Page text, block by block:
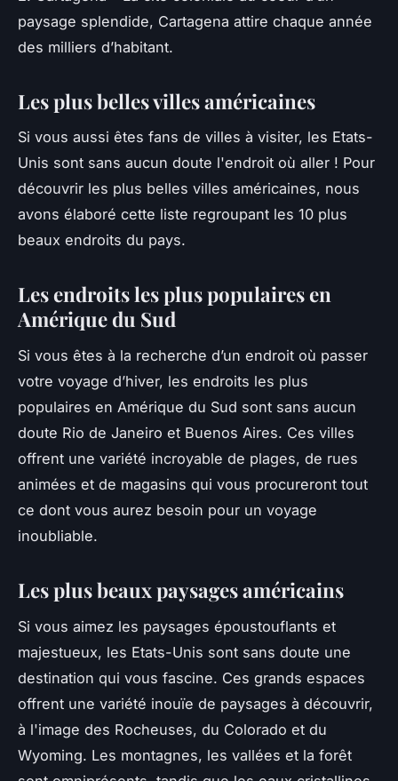
paysage splendide, Cartagena attire chaque année
des milliers d’habitant.
Les plus belles villes américaines
Si vous aussi êtes fans de villes à visiter, les Etats-
Unis sont sans aucun doute l'endroit où aller ! Pour
découvrir les plus belles villes américaines, nous
avons élaboré cette liste regroupant les 10 plus
beaux endroits du pays.
Les endroits les plus populaires en
Amérique du Sud
Si vous êtes à la recherche d’un endroit où passer
votre voyage d’hiver, les endroits les plus
populaires en Amérique du Sud sont sans aucun
doute Rio de Janeiro et Buenos Aires. Ces villes
offrent une variété incroyable de plages, de rues
animées et de magasins qui vous procureront tout
ce dont vous aurez besoin pour un voyage
inoubliable.
Les plus beaux paysages américains
Si vous aimez les paysages époustouflants et
majestueux, les Etats-Unis sont sans doute une
destination qui vous fascine. Ces grands espaces
offrent une variété inouïe de paysages à découvrir,
à l'image des Rocheuses, du Colorado et du
Wyoming. Les montagnes, les vallées et la forêt